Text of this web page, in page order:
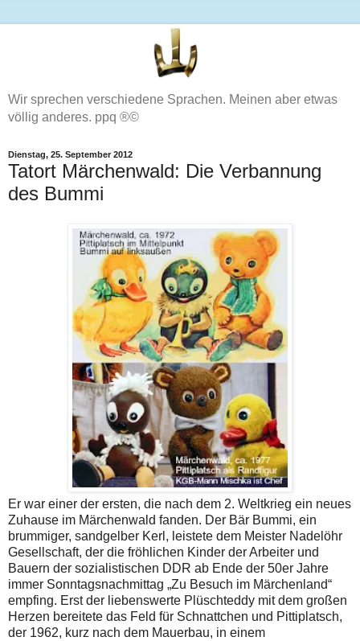
Wir sprechen verschiedene Sprachen. Meinen aber etwas
völlig anderes. ppq ®©
Dienstag, 25. September 2012
Tatort Märchenwald: Die Verbannung
des Bummi
Er war einer der ersten, die nach dem 2. Weltkrieg ein neues
Zuhause im Märchenwald fanden. Der Bär Bummi, ein
brummiger, sandgelber Kerl, leistete dem Meister Nadelöhr
Gesellschaft, der die fröhlichen Kinder der Arbeiter und
Bauern der sozialistischen DDR ab Ende der 50er Jahre
immer Sonntagsnachmittag „Zu Besuch im Märchenland“
empfing. Erst der liebenswerte Plüschteddy mit dem großen
Herzen bereitete das Feld für Schnattchen und Pittiplatsch,
der 1962, kurz nach dem Mauerbau, in einem